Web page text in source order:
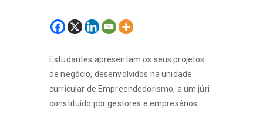
Estudantes apresentam os seus projetos
de negócio, desenvolvidos na unidade
curricular de Empreendedorismo, a um júri
constituído por gestores e empresários.